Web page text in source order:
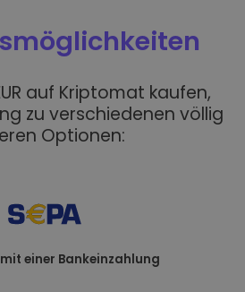
auf Kriptomat kaufen,
zu verschiedenen völlig
Optionen:
einer Bankeinzahlung